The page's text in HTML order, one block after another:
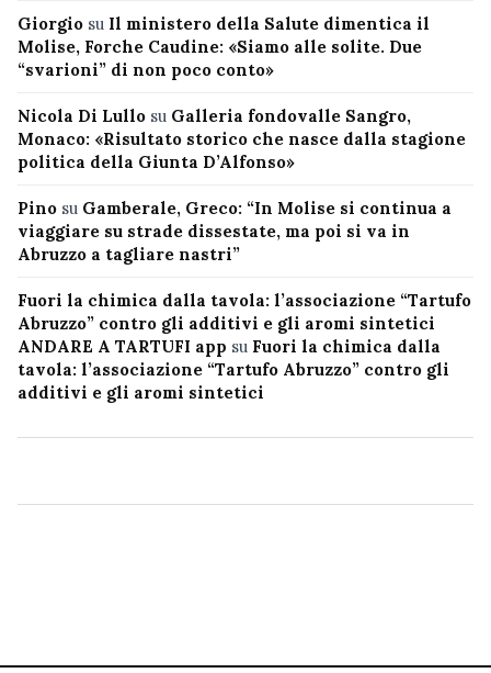
Giorgio su Il ministero della Salute dimentica il
Molise, Forche Caudine: «Siamo alle solite. Due
“svarioni” di non poco conto»
Nicola Di Lullo su Galleria fondovalle Sangro,
Monaco: «Risultato storico che nasce dalla stagione
politica della Giunta D’Alfonso»
Pino su Gamberale, Greco: “In Molise si continua a
viaggiare su strade dissestate, ma poi si va in
Abruzzo a tagliare nastri”
Fuori la chimica dalla tavola: l’associazione “Tartufo
Abruzzo” contro gli additivi e gli aromi sintetici
ANDARE A TARTUFI app su Fuori la chimica dalla
tavola: l’associazione “Tartufo Abruzzo” contro gli
additivi e gli aromi sintetici